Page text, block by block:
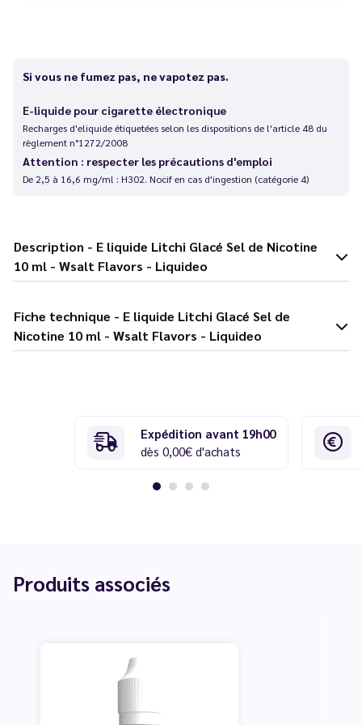
Si vous ne fumez pas, ne vapotez pas.
E-liquide pour cigarette électronique
Recharges d'eliquide étiquetées selon les dispositions de l'article 48 du
règlement n°1272/2008
Attention : respecter les précautions d'emploi
De 2,5 à 16,6 mg/ml : H302. Nocif en cas d'ingestion (catégorie 4)
Description - E liquide Litchi Glacé Sel de Nicotine
10 ml - Wsalt Flavors - Liquideo
Fiche technique - E liquide Litchi Glacé Sel de
Nicotine 10 ml - Wsalt Flavors - Liquideo
Expédition avant 19h00
dès 0,00€ d'achats
Produits associés